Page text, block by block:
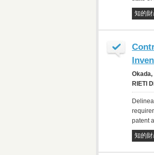
知的
RIETI
patent
知的